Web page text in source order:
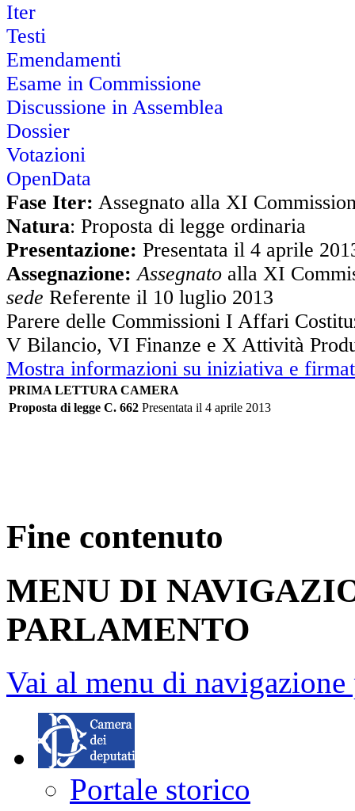
Iter
Testi
Emendamenti
Esame in Commissione
Discussione in Assemblea
Dossier
Votazioni
OpenData
Fase Iter: Assegnato alla XI
Natura: Proposta di legge ordinaria
Presentazione: Presentata il 4 aprile
Assegnazione: Assegnato alla XI
sede Referente il 10 luglio 2013
Parere delle Commissioni I Affari
V Bilancio, VI Finanze e X Attività
Mostra informazioni su iniziativa e
PRIMA LETTURA CAMERA
Proposta di legge C. 662 Presentata il 4 aprile 2013
Fine contenuto
MENU DI
PARLAMENTO
Vai al menu di
Portale storico